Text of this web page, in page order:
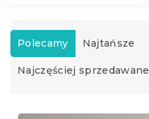
S
o
r
Polecamy Najtańsze
Najczęściej sprzedawane
L